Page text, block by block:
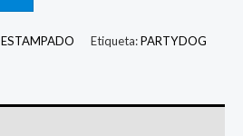
Etiqueta:PARTYDOG